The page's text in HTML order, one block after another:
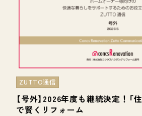
【号外】2026年度も継続決定！「
で賢くリフォーム
ZUTTO通信